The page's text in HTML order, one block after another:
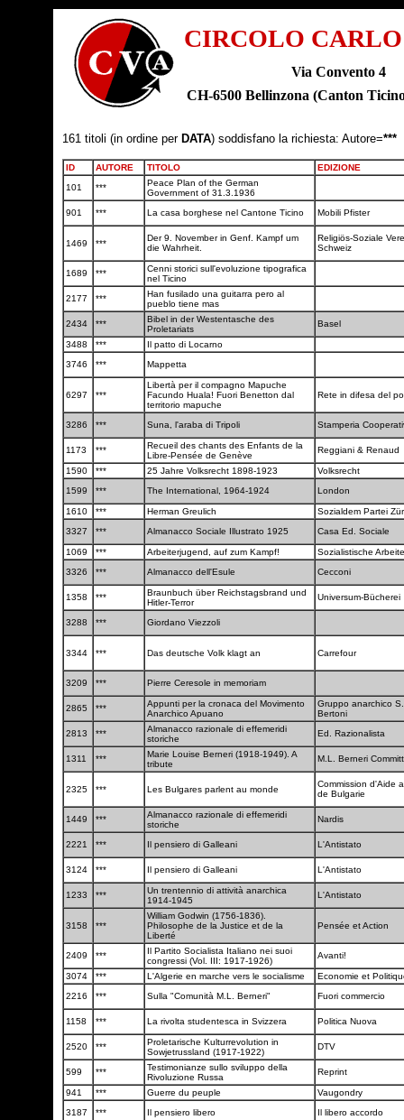
CIRCOLO
Via Convento 4
CH-6500 Bellinzona (Canton
161 titoli (in ordine per DATA) soddisfano la richiesta: Autore=***
ID AUTORE TITOLO
EDIZIONE
101
***
Peace Plan of the German
Government of 31.3.1936
901
*** La casa borghese nel Cantone Ticino Mobili Pfister
1469 ***
Der 9. November in Genf. Kampf um
die Wahrheit.
Religiös-Soziale
Schweiz
1689 ***
Cenni storici sull'evoluzione tipografica
nel Ticino
2177
***
Han fusilado una guitarra pero al
pueblo tiene mas
2434
***
Bibel in der Westentasche des
Proletariats
Basel
3488 ***
Il patto di Locarno
3746
*** Mappetta
6297 ***
Libertà per il compagno Mapuche
Facundo Huala! Fuori Benetton dal
territorio mapuche
Rete in difesa del
3286 *** Suna, l'araba di Tripoli Stamperia
1173 ***
Recueil des chants des Enfants de la
Libre-Pensée de Genève
Reggiani & Renaud
1590 *** 25 Jahre Volksrecht 1898-1923
Volksrecht
1599
*** The International, 1964-1924 London
1610 *** Herman Greulich
Sozialdem Partei
3327
*** Almanacco Sociale Illustrato 1925 Casa Ed. Sociale
1069 *** Arbeiterjugend, auf zum Kampf!
Sozialistische
3326
*** Almanacco dell'Esule Cecconi
1358 ***
Braunbuch über Reichstagsbrand und
Hitler-Terror
Universum-Bücherei
3288 *** Giordano Viezzoli
3344 *** Das deutsche Volk klagt an Carrefour
3209 *** Pierre Ceresole in memoriam
2865 ***
Appunti per la cronaca del Movimento
Anarchico Apuano
Gruppo anarchico
Bertoni
2813
***
Almanacco razionale di effemeridi
storiche
Ed. Razionalista
1311 ***
Marie Louise Berneri (1918-1949). A
tribute
M.L. Berneri
2325 *** Les Bulgares parlent au monde
Commission d'Aide
de Bulgarie
1449 ***
Almanacco razionale di effemeridi
storiche
Nardis
2221 *** Il pensiero di Galleani L'Antistato
3124 *** Il pensiero di Galleani L'Antistato
1233 ***
Un trentennio di attività anarchica
1914-1945
L'Antistato
3158 ***
William Godwin (1756-1836).
Philosophe de la Justice et de la
Liberté
Pensée et Action
2409 ***
Il Partito Socialista Italiano nei suoi
congressi (Vol. III: 1917-1926)
Avanti!
3074 *** L'Algerie en marche vers le socialisme
Economie et
2216
*** Sulla "Comunità M.L. Berneri" Fuori commercio
1158 *** La rivolta studentesca in Svizzera Politica Nuova
2520 ***
Proletarische Kulturrevolution in
Sowjetrussland (1917-1922)
DTV
599 ***
Testimonianze sullo sviluppo della
Rivoluzione Russa
Reprint
941 *** Guerre du peuple
Vaugondry
3187
*** Il pensiero libero Il libero accordo